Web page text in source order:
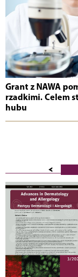
Grant z NAWA
rzadkimi. Celem
hubu
<